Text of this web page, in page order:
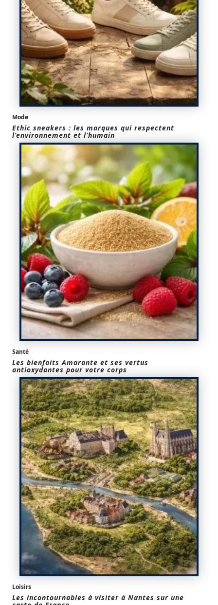
Mode
Ethic sneakers : les marques qui respectent
l’environnement et l’humain
Santé
Les bienfaits Amarante et ses vertus
antioxydantes pour votre corps
Loisirs
Les incontournables à visiter à Nantes sur une